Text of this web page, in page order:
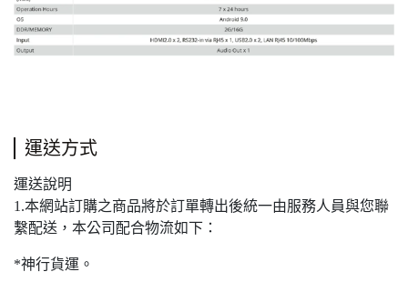
運送方式
運送說明
1.本網站訂購之商品將於訂單轉出後統一由服務人員與您聯
繫配送，本公司配合物流如下：
*神行貨運。